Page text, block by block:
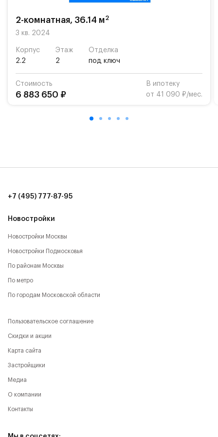
2-комнатная, 36.14 м2
3 кв. 2024
Корпус
2.2
Этаж
2
Отделка
под ключ
Стоимость
6 883 650 ₽
В ипотеку
от 41 090 ₽/мес.
Новостройки
Новостройки Москвы
Новостройки Подмосковья
По районам Москвы
По метро
По городам Московской области
+7 (495) 777-87-95
Пользовательское соглашение
Скидки и акции
Карта сайта
Застройщики
Медиа
О компании
Контакты